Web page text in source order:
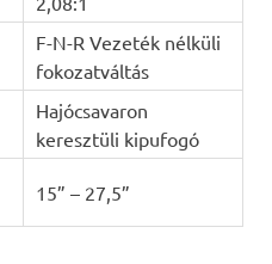
F-N-R Vezeték nélküli
fokozatváltás
Hajócsavaron
keresztüli kipufogó
15” – 27,5”